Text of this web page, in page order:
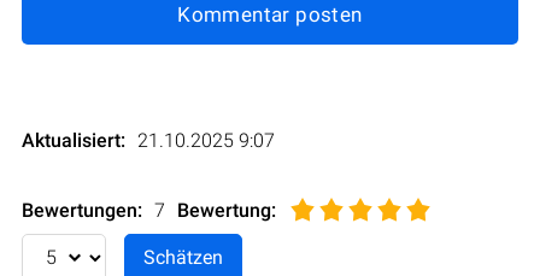
Kommentar posten
Aktualisiert: 21.10.2025 9:07
Bewertungen: 7 Bewertung: